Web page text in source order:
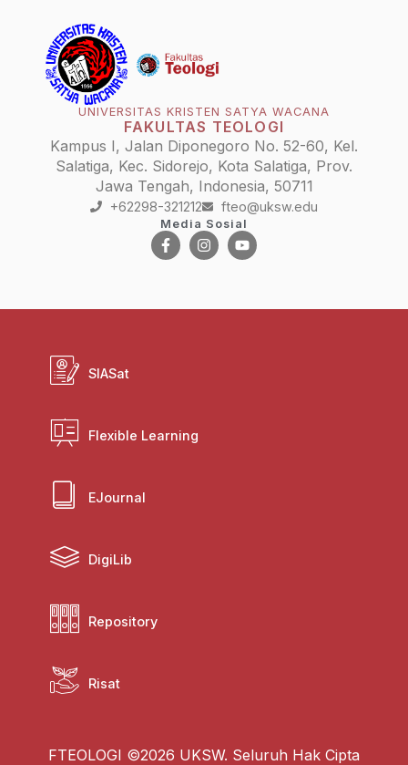
UNIVERSITAS KRISTEN SATYA WACANA
FAKULTAS TEOLOGI
Kampus I, Jalan Diponegoro No. 52-60, Kel.
Salatiga, Kec. Sidorejo, Kota Salatiga, Prov.
Jawa Tengah, Indonesia, 50711
+62298-321212 fteo@uksw.edu
Media Sosial
SIASat
Flexible Learning
EJournal
DigiLib
Repository
Risat
FTEOLOGI ©2026 UKSW. Seluruh Hak Cipta